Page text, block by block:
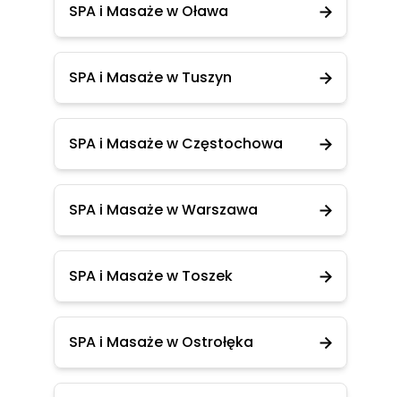
SPA i Masaże w Oława
SPA i Masaże w Tuszyn
SPA i Masaże w Częstochowa
SPA i Masaże w Warszawa
SPA i Masaże w Toszek
SPA i Masaże w Ostrołęka